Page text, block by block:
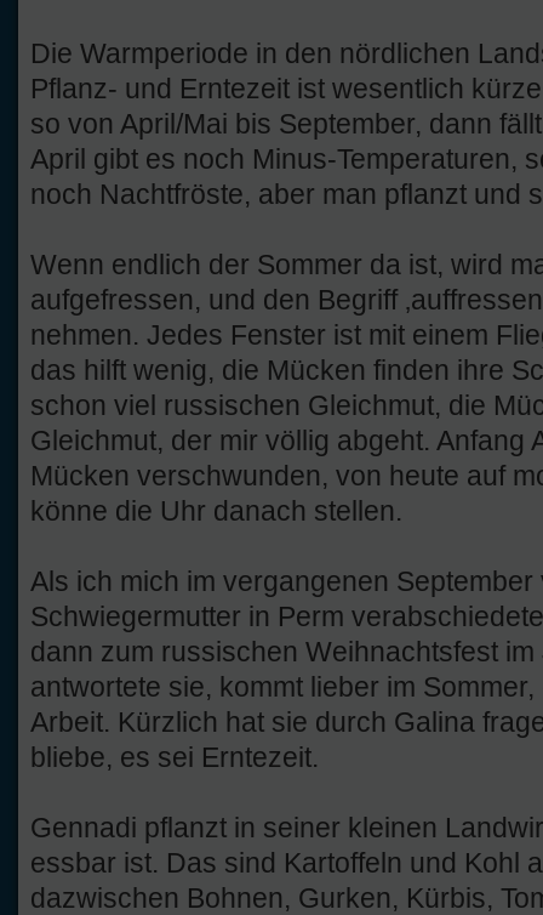
Die Warmperiode in den nördlichen
Pflanz- und Erntezeit ist wesentlich
so von April/Mai bis September, dann
April gibt es noch Minus-Temperaturen,
noch Nachtfröste, aber man pflanzt und
Wenn endlich der Sommer da ist, wird
aufgefressen, und den Begriff
nehmen. Jedes Fenster ist mit einem
das hilft wenig, die Mücken finden ihre
schon viel russischen Gleichmut, die
Gleichmut, der mir völlig abgeht. Anfang
Mücken verschwunden, von heute auf
könne die Uhr danach stellen.
Als ich mich im vergangenen September
Schwiegermutter in Perm
dann zum russischen Weihnachtsfest
antwortete sie, kommt lieber im
Arbeit. Kürzlich hat sie durch Galina
bliebe, es sei Erntezeit.
Gennadi pflanzt in seiner kleinen
essbar ist. Das sind Kartoffeln und Kohl
dazwischen Bohnen, Gurken, Kürbis,